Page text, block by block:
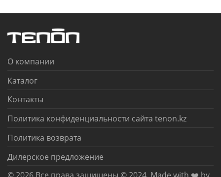
О компании
Каталог
Контакты
Политика конфиденциальности сайта tenon.kz
Политика возврата
Дилерское предложение
© 2026 Все права защищены © 2024. Made with ❤️ by